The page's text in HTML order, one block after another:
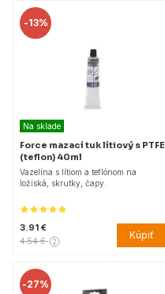
-13%
Na sklade
Force mazací tuk lítiový s PTFE
(teflon) 40ml
Vazelína s lítiom a teflónom na
ložiská, skrutky, čapy.
3.91 €
4.54 € Kúpiť
-27%